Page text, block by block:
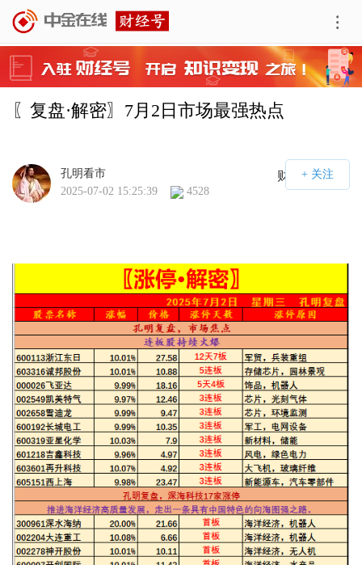
〖复盘·解密〗7月2日市场最强热点
财经号APP
孔明看市
2025-07-02 15:25:39
4528